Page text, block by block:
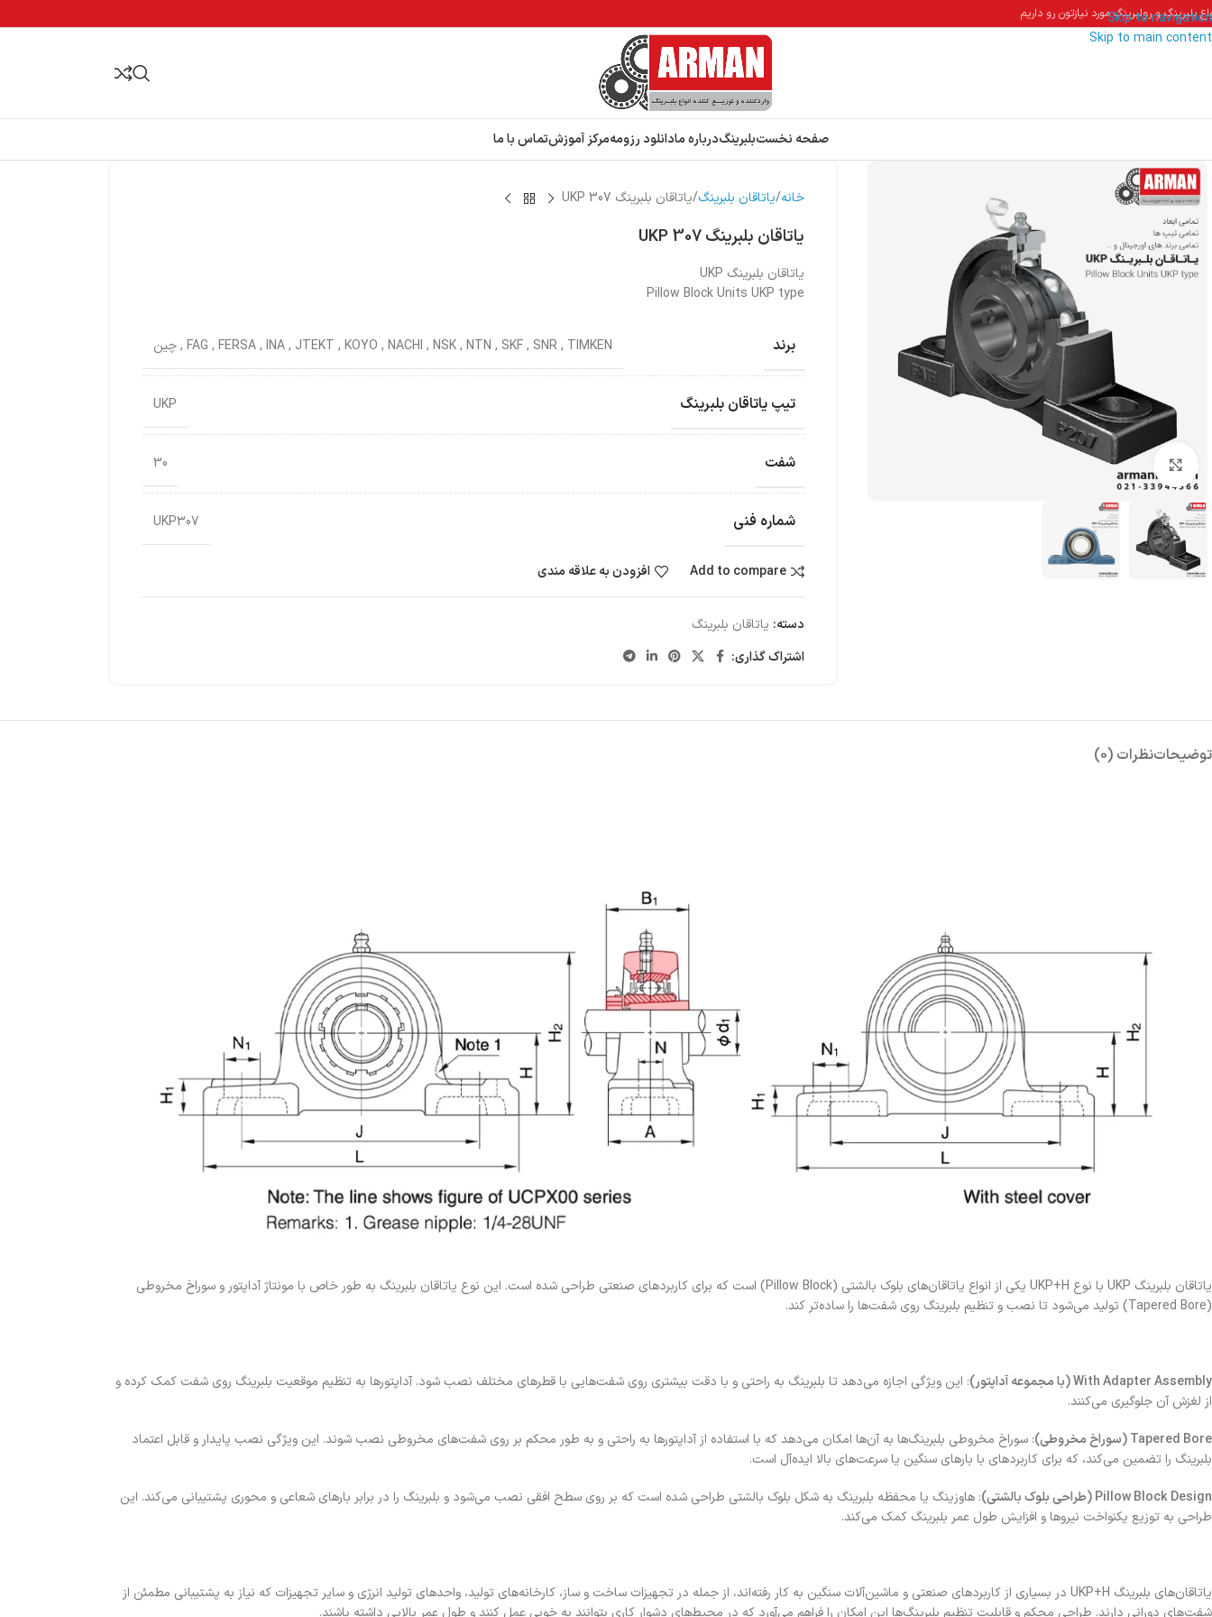
Skip to navigation
Skip to main content
بلبرینگ و رولبرینگ مورد نیازتون رو داریم
صفحه نخستبلبرینگدرباره مادانلود رزومهمرکز آموزشتماس با ما
بزرگنمایی تصویر
خانه یاتاقان بلبرینگ یاتاقان بلبرینگ UKP 307
یاتاقان بلبرینگ UKP 307
یاتاقان بلبرینگ UKP
Pillow Block Units UKP type
برند FAG , FERSA , INA , JTEKT , KOYO , NACHI , NSK , NTN , SKF , SNR , TIMKEN
,چین
تیپ یاتاقان بلبرینگ UKP
شفت 30
شماره فنی UKP307
Add to compare افزودن به علاقه مندی
دسته: یاتاقان بلبرینگ
اشتراک گذاری:
توضیحاتنظرات (0)
یاتاقان بلبرینگ UKP با نوع UKP+H یکی از انواع یاتاقان‌های بلوک بالشتی (Pillow Block) است که برای کاربردهای صنعتی طراحی شده است. این نوع یاتاقان بلبرینگ به طور خاص با مونتاژ آداپتور و سوراخ مخروطی
(Tapered Bore) تولید می‌شود تا نصب و تنظیم بلبرینگ روی شفت‌ها را ساده‌تر کند.
With Adapter Assembly (با مجموعه آداپتور)
: این ویژگی اجازه می‌دهد تا بلبرینگ به راحتی و با دقت بیشتری روی شفت‌هایی با قطرهای مختلف نصب شود. آداپتورها به تنظیم موقعیت بلبرینگ روی شفت کمک کرده و
از لغزش آن جلوگیری می‌کنند.
Tapered Bore (سوراخ مخروطی)
: سوراخ مخروطی بلبرینگ‌ها به آن‌ها امکان می‌دهد که با استفاده از آداپتورها به راحتی و به طور محکم بر روی شفت‌های مخروطی نصب شوند. این ویژگی نصب پایدار و قابل اعتماد
بلبرینگ را تضمین می‌کند، که برای کاربردهای با بارهای سنگین یا سرعت‌های بالا ایده‌آل است.
Pillow Block Design (طراحی بلوک بالشتی)
: هاوزینگ یا محفظه بلبرینگ به شکل بلوک بالشتی طراحی شده است که بر روی سطح افقی نصب می‌شود و بلبرینگ را در برابر بارهای شعاعی و محوری پشتیبانی می‌کند. این
طراحی به توزیع یکنواخت نیروها و افزایش طول عمر بلبرینگ کمک می‌کند.
یاتاقان‌های بلبرینگ UKP+H در بسیاری از کاربردهای صنعتی و ماشین‌آلات سنگین به کار رفته‌اند، از جمله در تجهیزات ساخت و ساز، کارخانه‌های تولید، واحدهای تولید انرژی و سایر تجهیزات که نیاز به پشتیبانی مطمئن از
شفت‌های دورانی دارند. طراحی محکم و قابلیت تنظیم بلبرینگ‌ها این امکان را فراهم می‌آورد که در محیط‌های دشوار کاری بتوانند به خوبی عمل کنند و طول عمر بالایی داشته باشند.